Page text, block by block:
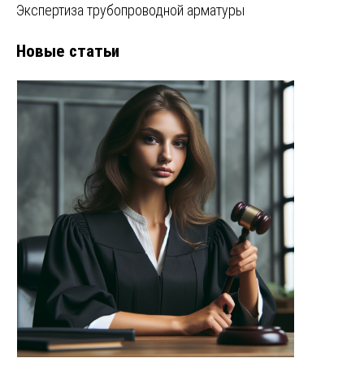
Экспертиза трубопроводной арматуры
Новые статьи